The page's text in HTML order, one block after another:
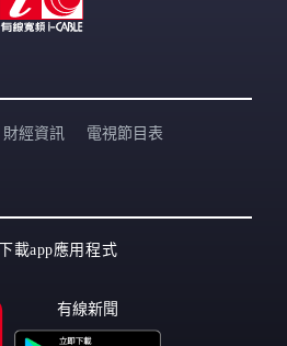
財經資訊 電視節目表
載app應用程式
有線新聞